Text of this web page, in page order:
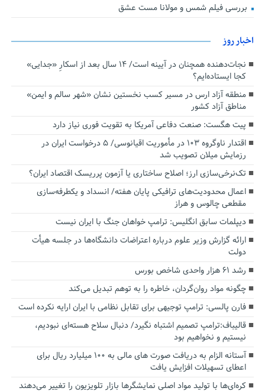
بررسی فیلم شمس و مولانا مست عشق
اخبار روز
نجات‌دهنده‌ همچنان در آیینه است/ ۱۴ سال بعد از اسکارِ «جدایی»
کجا ایستاده‌ایم؟
منطقه آزاد ارس در مسیر کسب نخستین نشان «شهر سالم و ایمن»
مناطق آزاد کشور
پیت هگست: صنعت دفاعی آمریکا به تقویت فوری نیاز دارد
اقتدار ناوگروه ۱۰۳ در مأموریت‌ اقیانوسی/ ۵ درخواست ایران در
رزمایش میلان تصویب شد
تک‌نرخی‌سازی ارز؛ اصلاح ساختاری یا آزمون پرریسک اقتصاد ایران؟
اعمال محدودیت‌های ترافیکی پایان هفته/ انسداد و یکطرفه‌سازی
مقطعی چالوس و هراز
دیپلمات سابق انگلیس:‌ ترامپ خواهان جنگ با ایران نیست
ارائه گزارش وزیر علوم درباره اعتراضات دانشگاه‌ها در جلسه هیأت
دولت
رشد ۶۱ هزار واحدی شاخص بورس
چگونه مواد روان‌گردان، خاطره را به توهم تبدیل می‌کند
فارن پالسی: ترامپ توجیهی برای تقابل نظامی با ایران ارایه نکرده است
قالیباف:ترامپ تصمیم اشتباه نگیرد/ دنبال سلاح هسته‌ای نبودیم،
نیستیم و نخواهیم بود
آستانه الزام به دریافت صورت های مالی به ۱۰۰ میلیارد ریال برای
اعطای تسهیلات افزایش یافت
کره‌ای‌ها با تولید مواد اصلی نمایشگرها بازار تلویزیون را تغییر می‌دهند